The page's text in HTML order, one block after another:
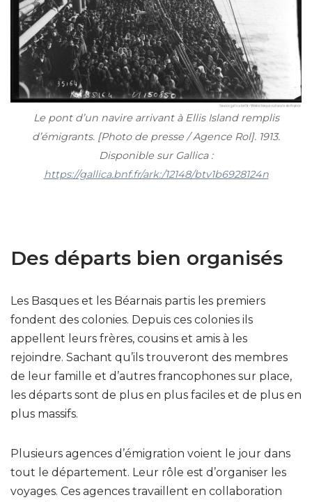
Le pont d’un navire arrivant à Ellis Island remplis
d’émigrants. [Photo de presse / Agence Rol]. 1913.
Disponible sur Gallica :
https://gallica.bnf.fr/ark:/12148/btv1b6928124n
Des départs bien organisés
Les Basques et les Béarnais partis les premiers
fondent des colonies. Depuis ces colonies ils
appellent leurs frères, cousins et amis à les
rejoindre. Sachant qu’ils trouveront des membres
de leur famille et d’autres francophones sur place,
les départs sont de plus en plus faciles et de plus en
plus massifs.
Plusieurs agences d’émigration voient le jour dans
tout le département. Leur rôle est d’organiser les
voyages. Ces agences travaillent en collaboration